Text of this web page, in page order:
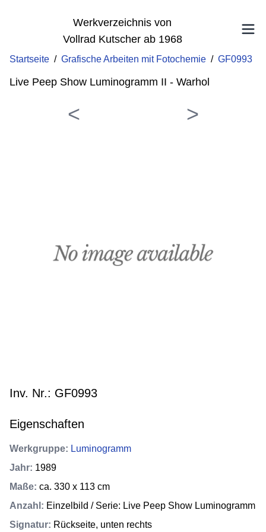
Werkverzeichnis von
Vollrad Kutscher ab 1968
Startseite / Grafische Arbeiten mit Fotochemie / GF0993
Live Peep Show Luminogramm II - Warhol
Inv. Nr.: GF0993
Eigenschaften
Werkgruppe: Luminogramm
Jahr: 1989
Maße: ca. 330 x 113 cm
Anzahl : Einzelbild / Serie: Live Peep Show Luminogramm
Signatur: Rückseite, unten rechts
< >